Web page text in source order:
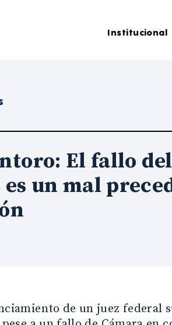
Institucional
El fallo
es un mal
de un juez federal